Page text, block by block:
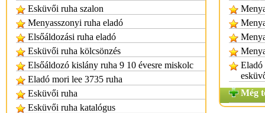
Esküvői ruha szalon
Menyasszonyi ruha eladó
Elsőáldozási ruha eladó
Esküvői ruha kölcsönzés
Elsőáldozó kislány ruha 9 10 évesre miskolc
Eladó mori lee 3735 ruha
Esküvői ruha
Esküvői ruha katalógus
Eladó
Még